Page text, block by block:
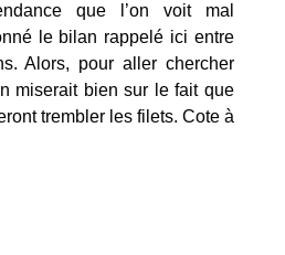
que l’on voit mal
le bilan rappelé ici entre
Alors, pour aller chercher
miserait bien sur le fait que
trembler les filets. Cote à